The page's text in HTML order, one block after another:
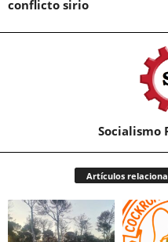
conflicto sirio
Socialismo
Artículos